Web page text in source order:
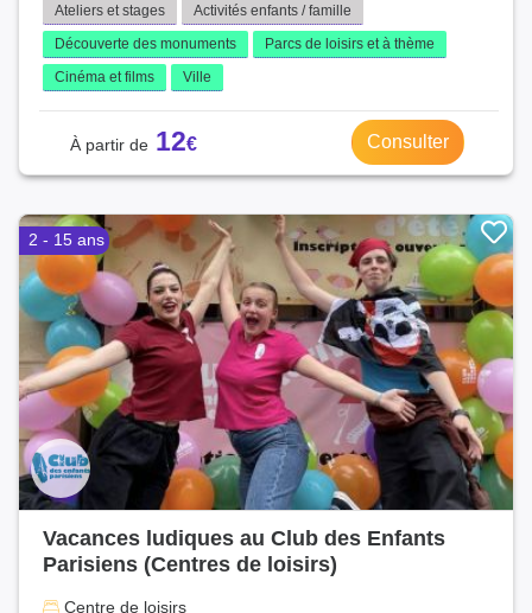
Ateliers et stages
Activités enfants / famille
Découverte des monuments
Parcs de loisirs et à thème
Cinéma et films
Ville
12 Consulter
2 - 15 ans
Vacances ludiques au Club des Enfants
Parisiens (Centres de loisirs)
Centre de loisirs